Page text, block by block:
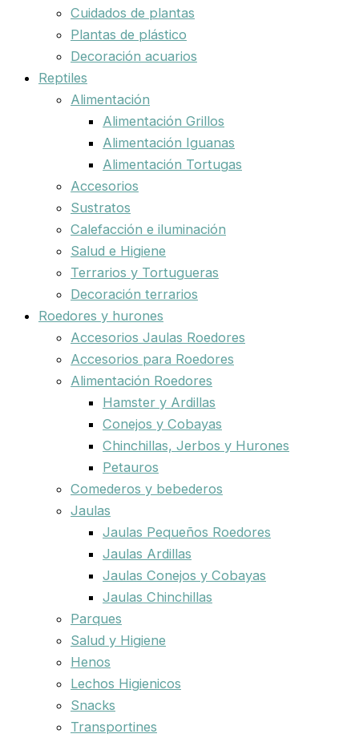
Cuidados de plantas
Plantas de plástico
Decoración acuarios
Reptiles
Alimentación
Alimentación Grillos
Alimentación Iguanas
Alimentación Tortugas
Accesorios
Sustratos
Calefacción e iluminación
Salud e Higiene
Terrarios y Tortugueras
Decoración terrarios
Roedores y hurones
Accesorios Jaulas Roedores
Accesorios para Roedores
Alimentación Roedores
Hamster y Ardillas
Conejos y Cobayas
Chinchillas, Jerbos y Hurones
Petauros
Comederos y bebederos
Jaulas
Jaulas Pequeños Roedores
Jaulas Ardillas
Jaulas Conejos y Cobayas
Jaulas Chinchillas
Parques
Salud y Higiene
Henos
Lechos Higienicos
Snacks
Transportines